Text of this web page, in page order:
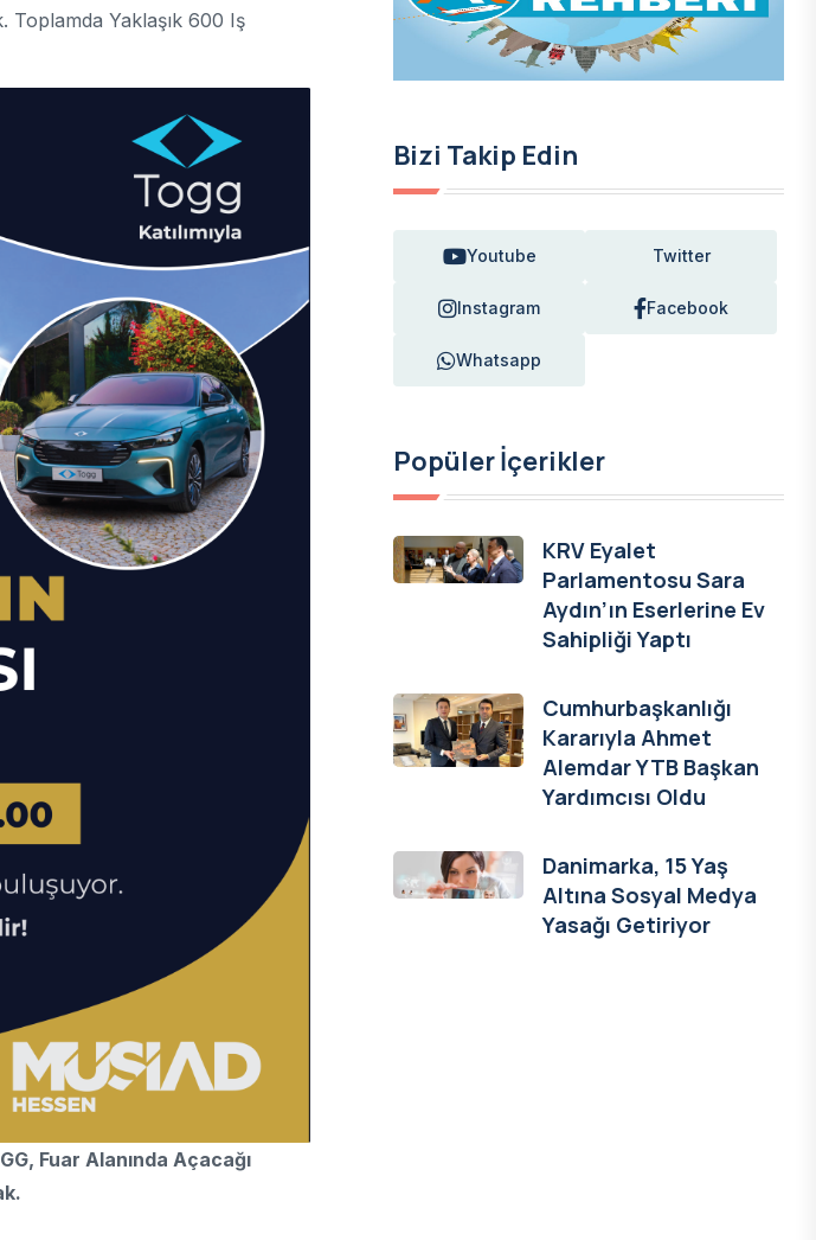
Toplamda Yaklaşık 600 Iş
Fuar Alanında Açacağı
Bizi Takip Edin
Youtube Twitter
Instagram Facebook
Whatsapp
Popüler İçerikler
KRV Eyalet
Parlamentosu Sara
Aydın’ın Eserlerine Ev
Sahipliği Yaptı
Cumhurbaşkanlığı
Kararıyla Ahmet
Alemdar YTB Başkan
Yardımcısı Oldu
Danimarka, 15 Yaş
Altına Sosyal Medya
Yasağı Getiriyor